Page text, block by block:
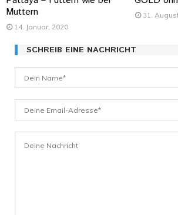
Muttern
14. Januar, 2020
31.
SCHREIB EINE NACHRICHT